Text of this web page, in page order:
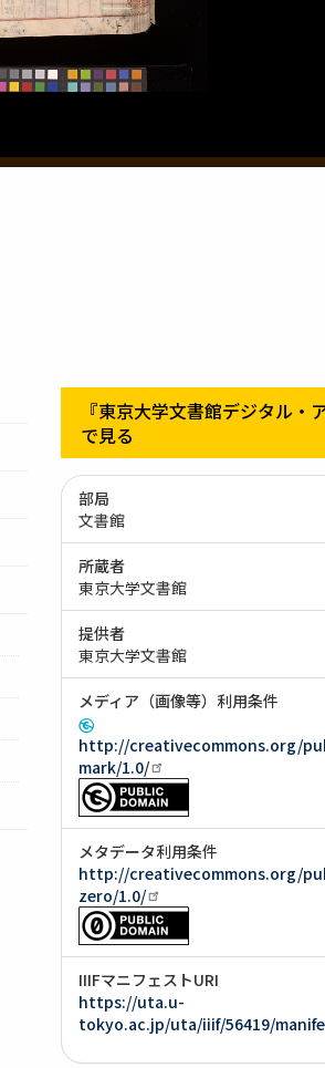
『東京大学文書館デジタル・
で見る
部局
文書館
所蔵者
東京大学文書館
提供者
東京大学文書館
メディア（画像等）利用条件
http://creativecommons.org/
mark/1.0/
メタデータ利用条件
http://creativecommons.org/
zero/1.0/
IIIFマニフェストURI
https://uta.u-
tokyo.ac.jp/uta/iiif/56419/